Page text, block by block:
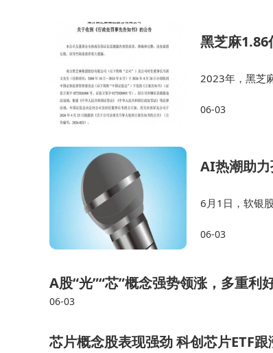
根士丹利则给出2050年5万亿美元的惊人
业的竞争格局。
黑芝麻1.86
2023年，黑芝
联方非经营性
06-03
AI热潮助
6月1日，软银
里巴巴美股挂
06-03
A股“光”“芯”概念强势领涨，多重利
06-03
芯片概念股表现强劲 科创芯片ETF